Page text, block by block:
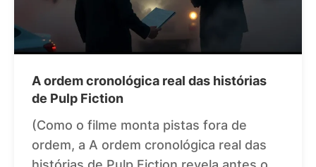
A ordem cronológica real das histórias
de Pulp Fiction
(Como o filme monta pistas fora de
ordem, a A ordem cronológica real das